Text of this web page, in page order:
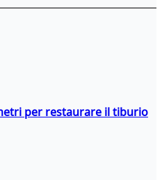
per restaurare il tiburio